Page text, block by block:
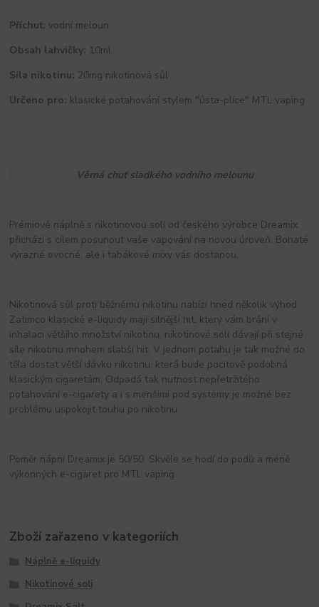
Příchuť: vodní meloun
Obsah lahvičky: 10ml
Síla nikotinu: 20mg nikotinová sůl
Určeno pro: klasické potahování stylem "ústa-plíce" MTL vaping
Věrná chuť sladkého vodního melounu
Prémiové náplně s nikotinovou solí od českého výrobce Dreamix
přichází s cílem posunout vaše vapování na novou úroveň. Bohaté
výrazné ovocné, ale i tabákové mixy vás dostanou.
Nikotinová sůl proti běžnému nikotinu nabízí hned několik výhod.
Zatímco klasické e-liquidy mají silnější hit, který vám brání v
inhalaci většího množství nikotinu, nikotinové soli dávají při stejné
síle nikotinu mnohem slabší hit. V jednom potahu je tak možné do
těla dostat větší dávku nikotinu, která bude pocitově podobná
klasickým cigaretám. Odpadá tak nutnost nepřetržitého
potahování e-cigarety a i s menšími pod systémy je možné bez
problému uspokojit touhu po nikotinu.
Poměr nápní Dreamix je 50/50. Skvěle se hodí do podů a méně
výkonných e-cigaret pro MTL vaping.
Zboží zařazeno v kategoriích
Náplně e-liquidy
Nikotinové soli